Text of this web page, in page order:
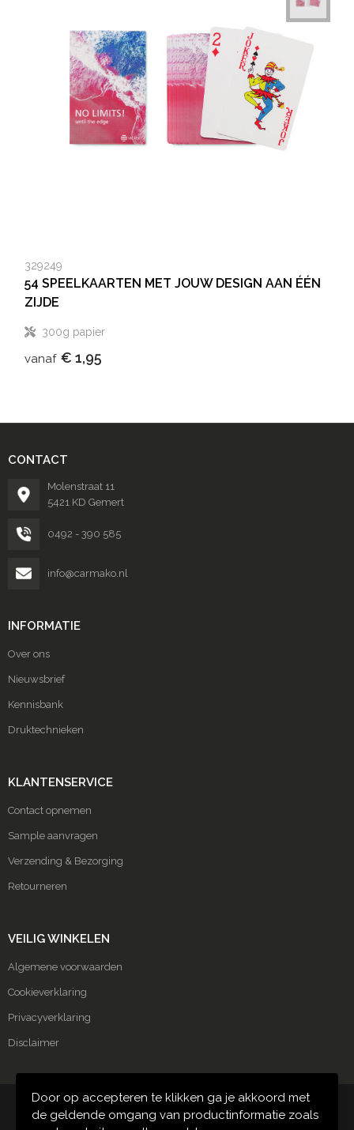
329249
54 SPEELKAARTEN MET JOUW DESIGN AAN ÉÉN
ZIJDE
300g papier
vanaf € 1,95
CONTACT
Molenstraat 11
5421 KD Gemert
0492 - 390 585
info@carmako.nl
INFORMATIE
Over ons
Nieuwsbrief
Kennisbank
Druktechnieken
KLANTENSERVICE
Contact opnemen
Sample aanvragen
Verzending & Bezorging
Retourneren
VEILIG WINKELEN
Algemene voorwaarden
Cookieverklaring
Privacyverklaring
Disclaimer
© Copyright Carmako 2024
Door op accepteren te klikken ga je akkoord met
de geldende omgang van productinformatie zoals